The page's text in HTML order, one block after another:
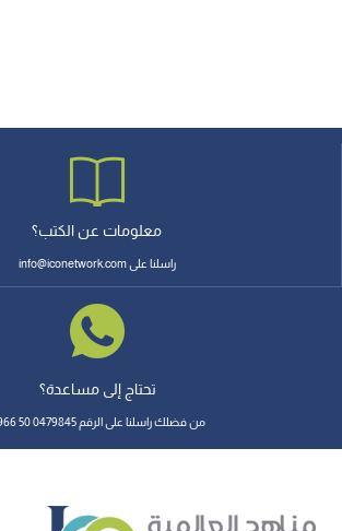
معلومات عن الكتب؟
راسلنا على info@iconetwork.com
تحتاج إلى مساعدة؟
من فضلك راسلنا على الرقم 0479845 50 966+